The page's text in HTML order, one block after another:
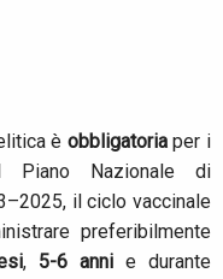
è obbligatoriaper i
Piano Nazionale di
il ciclo vaccinale
preferibilmente
, 5-6 anni e durante